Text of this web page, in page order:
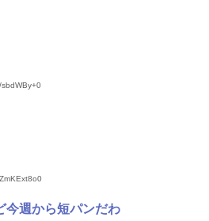
sbdWBy+0
今週から短パンだわ